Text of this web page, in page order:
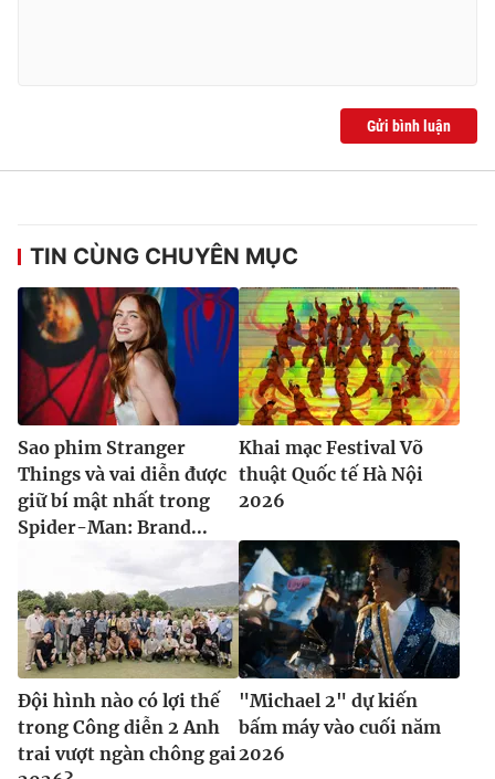
Gửi bình luận
TIN CÙNG CHUYÊN MỤC
Sao phim Stranger
Things và vai diễn được
giữ bí mật nhất trong
Spider-Man: Brand...
Khai mạc Festival Võ
thuật Quốc tế Hà Nội
2026
Đội hình nào có lợi thế
trong Công diễn 2 Anh
trai vượt ngàn chông gai
"Michael 2" dự kiến
bấm máy vào cuối năm
2026